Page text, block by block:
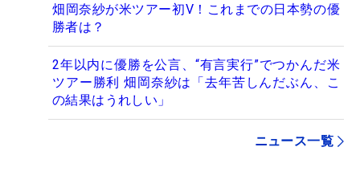
畑岡奈紗が米ツアー初V！これまでの日本勢の優
勝者は？
2年以内に優勝を公言、“有言実行”でつかんだ米
ツアー勝利 畑岡奈紗は「去年苦しんだぶん、こ
の結果はうれしい」
ニュース一覧